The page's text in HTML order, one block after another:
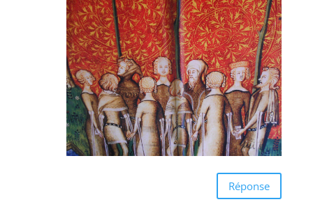
Réponse